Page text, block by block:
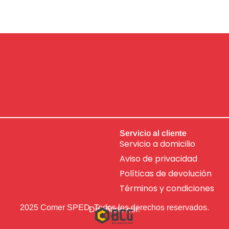
Servicio al cliente
Servicio a domicilio
Aviso de privacidad
Políticas de devolución
Términos y condiciones
2025 Comer SPED. Todos los derechos reservados.
Diseñado por: